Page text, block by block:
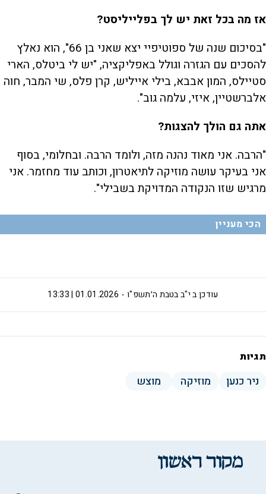
אז מה בכל זאת יש לך בפלייליסט?
"בסיכום שנה של ספוטיפיי יצא שאני בן 66", הוא נאלץ
להסכים עם הגזרה וגולל באפליקציה, "יש לי ביטלס, הארי
סטיילס, המון אבבא, בילי אייליש, קרן פלס, שי המבר, חוה
אלברשטיין, איזי, עלמה גוב".
אתה גם הולך להצגות?
"הרבה. אני מאוד נהנה מזה, ולומד הרבה. ובחלומי, בסוף
אני בעיקר עושה מוזיקה לתיאטרון, וכותב עוד מחזמר. אני
מרגיש שזו הנקודה המדויקת בשבילי".
הכי מעניין
י"ב בטבת ה׳תשפ"ו 01.01.2026 | 13:33 עודכן ב
תגיות
ניר כנען מוזיקה מוצש